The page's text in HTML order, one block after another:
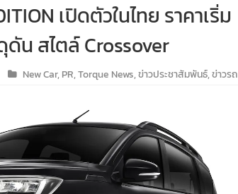
เปิดตัวในไทย ราคาเริ่ม
น สไตล์ Crossover
New Car, PR,Torque News,ข่าวประชาสัมพันธ์,ข่าวรถ